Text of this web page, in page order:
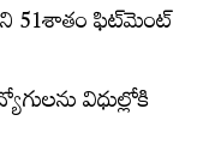
51శాతం ఫిట్‌మెంట్‌
విధుల్లోకి